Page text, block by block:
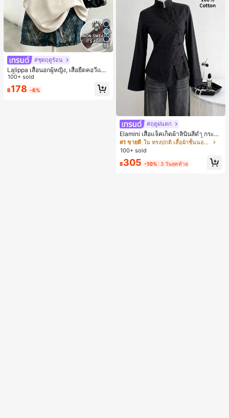
13
#ชุดฤดูร้อน
Lalippa เสื้อนอกผู้หญิง, เสื้อยืดคอวีแข
นสั้นใหม่ฤดูร้อน, สีแอปริคอต, สีเบอร์กัน
ดี, พิมพ์ตัวอักษร, ลายออกแบบ, ถ่ายภา
พสตรีท, เสื้อยืดคอวีผู้หญิง
100+ sold
฿178 -6%
#ฤดูฝนตก
Elamini เสื้อแจ็คเก็ตผ้าลินินสีดำ กระดุ
มคอจีนด้านหน้าแบบเปิด ชายเสื้อไม่ส
มมาตร แขนยาว สำหรับผู้หญิง สไตล์จี
สำนักงานวิชาการที่หรูหรา สวมใส่ได้ทุ
#1 ขายดี
ใน ทรงปกติ เสื้อผ้าชั้นนอกผู้หญิง
100+ sold
฿305 -10% 3 วันสุดท้าย